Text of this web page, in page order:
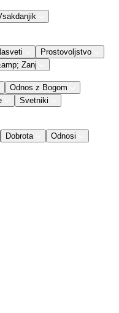
Prostovoljstvo
Zanj
Odnos z Bogom
Svetniki
Dobrota
Odnosi